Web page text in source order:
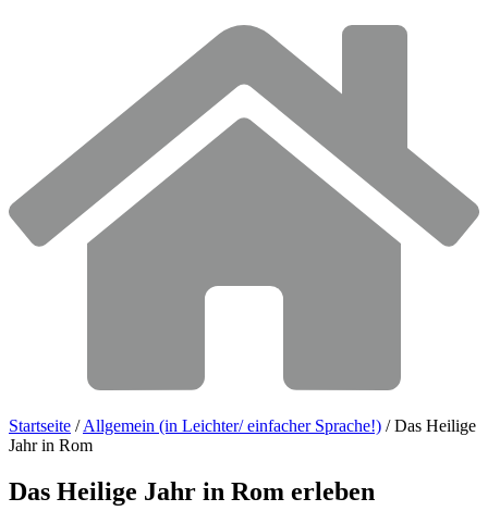
Startseite /Allgemein (in Leichter/ einfacher Sprache!) /Das Heilige
Jahr in Rom
Das Heilige Jahr in Rom erleben